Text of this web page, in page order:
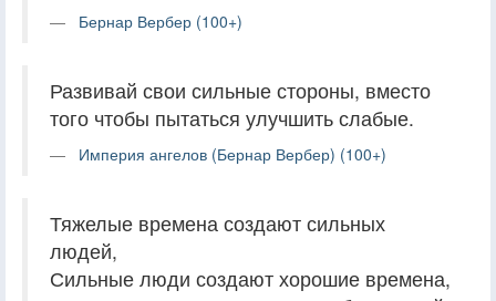
Бернар Вербер (100+)
Развивай свои сильные стороны, вместо
того чтобы пытаться улучшить слабые.
Империя ангелов (Бернар Вербер) (100+)
Тяжелые времена создают сильных
людей,
Сильные люди создают хорошие времена,